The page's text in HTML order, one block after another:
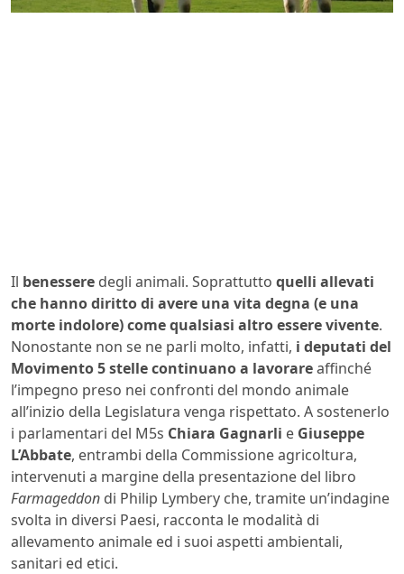
Il benessere degli animali. Soprattutto quelli allevati
che hanno diritto di avere una vita degna (e una
morte indolore) come qualsiasi altro essere vivente.
Nonostante non se ne parli molto, infatti, i deputati del
Movimento 5 stelle continuano a lavorareaffinché
l’impegno preso nei confronti del mondo animale
all’inizio della Legislatura venga rispettato. A sostenerlo
i parlamentari del M5s Chiara Gagnarli e Giuseppe
L’Abbate, entrambi della Commissione agricoltura,
intervenuti a margine della presentazione del libro
Farmageddon di Philip Lymbery che, tramite un’indagine
svolta in diversi Paesi, racconta le modalità di
allevamento animale ed i suoi aspetti ambientali,
sanitari ed etici.